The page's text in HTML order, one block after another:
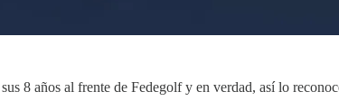
8 años al frente de Fedegolf y en verdad, así lo